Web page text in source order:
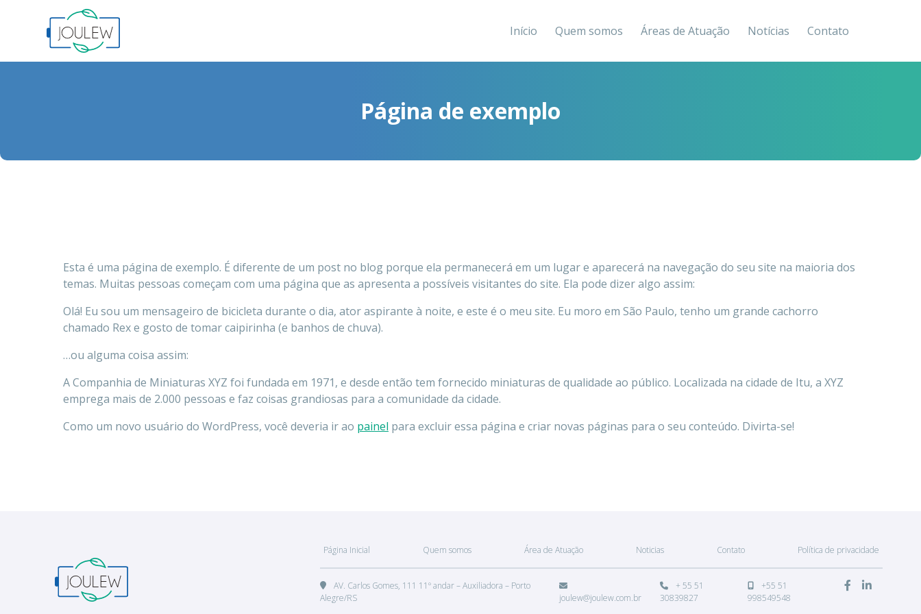
Início Quem somos Áreas de Atuação Notícias Contato
Página de exemplo
Esta é uma página de exemplo. É diferente de um post no blog porque ela permanecerá em um lugar e aparecerá na navegação do seu site na maioria dos
temas. Muitas pessoas começam com uma página que as apresenta a possíveis visitantes do site. Ela pode dizer algo assim:
Olá! Eu sou um mensageiro de bicicleta durante o dia, ator aspirante à noite, e este é o meu site. Eu moro em São Paulo, tenho um grande cachorro
chamado Rex e gosto de tomar caipirinha (e banhos de chuva).
…ou alguma coisa assim:
A Companhia de Miniaturas XYZ foi fundada em 1971, e desde então tem fornecido miniaturas de qualidade ao público. Localizada na cidade de Itu, a XYZ
emprega mais de 2.000 pessoas e faz coisas grandiosas para a comunidade da cidade.
Como um novo usuário do WordPress, você deveria ir ao painel para excluir essa página e criar novas páginas para o seu conteúdo. Divirta-se!
Página Inicial Quem somos Área de Atuação Noticias Contato Política de privacidade
AV. Carlos Gomes, 111 11º andar – Auxiliadora – Porto
Alegre/RS
joulew@joulew.com.br
+ 55 51
30839827
+55 51
998549548